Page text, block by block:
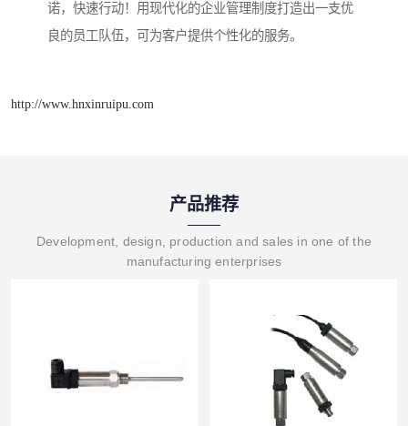
诺，快速行动！用现代化的企业管理制度打造出一支优
良的员工队伍，可为客户提供个性化的服务。
http://www.hnxinruipu.com
产品推荐
Development, design, production and sales in one of the
manufacturing enterprises